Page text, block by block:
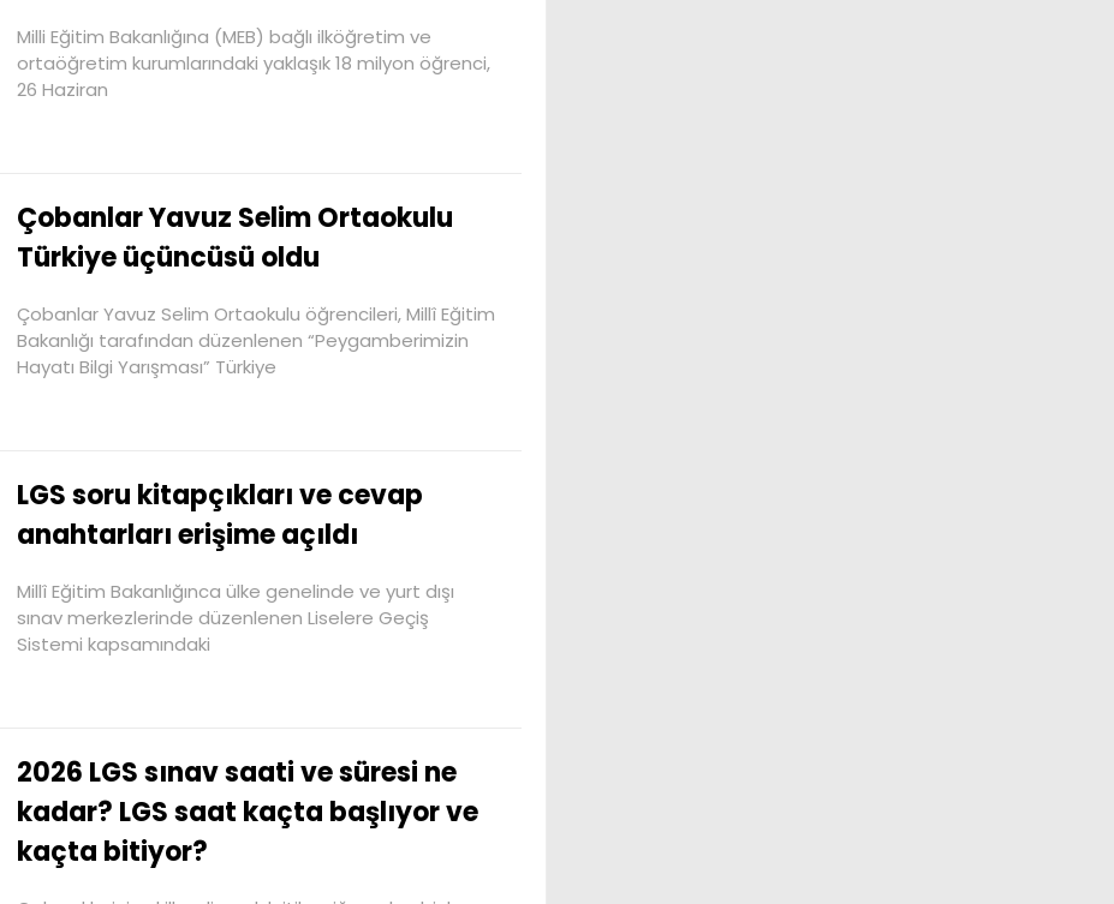
Milli Eğitim Bakanlığına (MEB) bağlı ilköğretim ve
ortaöğretim kurumlarındaki yaklaşık 18 milyon öğrenci,
26 Haziran
Çobanlar Yavuz Selim Ortaokulu
Türkiye üçüncüsü oldu
Çobanlar Yavuz Selim Ortaokulu öğrencileri, Millî Eğitim
Bakanlığı tarafından düzenlenen “Peygamberimizin
Hayatı Bilgi Yarışması” Türkiye
LGS soru kitapçıkları ve cevap
anahtarları erişime açıldı
Millî Eğitim Bakanlığınca ülke genelinde ve yurt dışı
sınav merkezlerinde düzenlenen Liselere Geçiş
Sistemi kapsamındaki
2026 LGS sınav saati ve süresi ne
kadar? LGS saat kaçta başlıyor ve
kaçta bitiyor?